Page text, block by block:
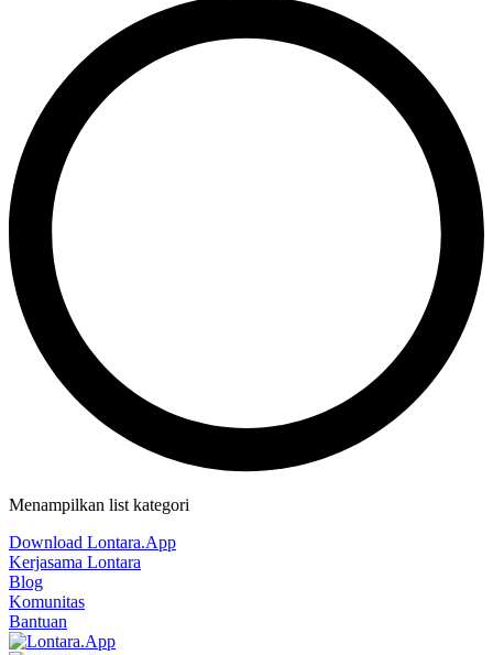
Menampilkan list kategori
Download Lontara.App
Kerjasama Lontara
Blog
Komunitas
Bantuan